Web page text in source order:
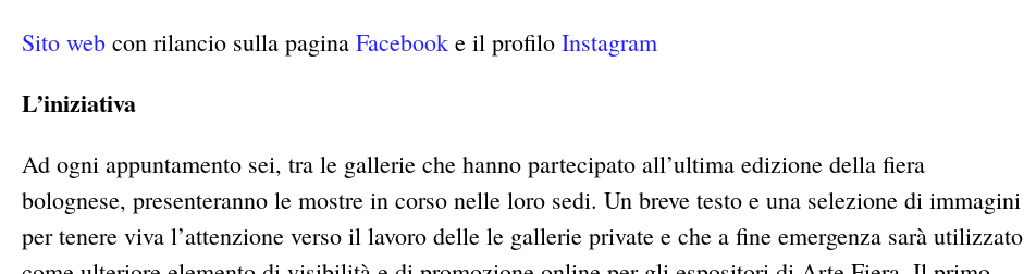
Sito web con rilancio sulla pagina Facebook e il profilo Instagram
L’iniziativa
Ad ogni appuntamento sei, tra le gallerie che hanno partecipato all’ultima edizione della fiera
bolognese, presenteranno le mostre in corso nelle loro sedi. Un breve testo e una selezione di immagini
per tenere viva l’attenzione verso il lavoro delle le gallerie private e che a fine emergenza sarà utilizzato